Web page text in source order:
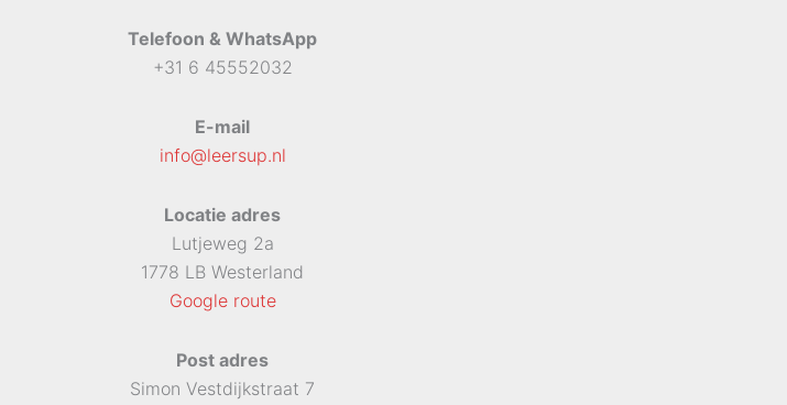
Telefoon & WhatsApp
+31 6 45552032
E-mail
info@leersup.nl
Locatie adres
Lutjeweg 2a
1778 LB Westerland
Google route
Post adres
Simon Vestdijkstraat 7